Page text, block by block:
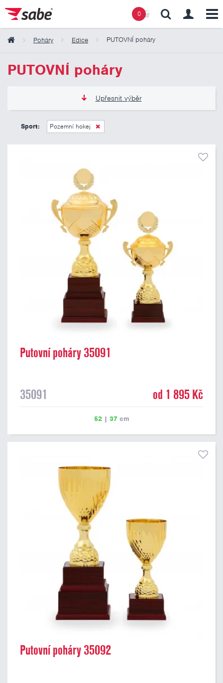
0
Poháry Edice PUTOVNÍ poháry
PUTOVNÍ poháry
Upřesnit výběr
965 Kč
Sport: Pozemní hokej
Putovní poháry 35091
35091 od 1 895 Kč
52| 37cm
Putovní poháry 35092
Obsah košíku